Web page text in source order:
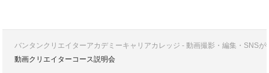
バンタンクリエイターアカデミーキャリアカレッジ - 動画撮影・編集・SNS
動画クリエイターコース説明会